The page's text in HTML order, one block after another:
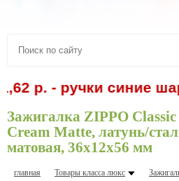
- ручки синие
Зажигалка ZIPPO
Cream Matte, латунь/
матовая, 36x12x56 мм
главная Товары класса люкс